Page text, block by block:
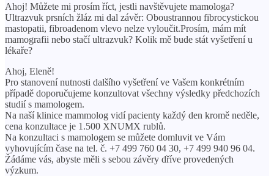
Ahoj! Můžete mi prosím říct, jestli navštěvujete mamologa?
Ultrazvuk prsních žláz mi dal závěr: Oboustrannou fibrocystickou
mastopatii, fibroadenom vlevo nelze vyloučit.Prosím, mám mít
mamografii nebo stačí ultrazvuk? Kolik mě bude stát vyšetření u
lékaře?
Ahoj, Eleně!
Pro stanovení nutnosti dalšího vyšetření ve Vašem konkrétním
případě doporučujeme konzultovat všechny výsledky předchozích
studií s mamologem.
Na naší klinice mammolog vidí pacienty každý den kromě neděle,
cena konzultace je 1.500 XNUMX rublů.
Na konzultaci s mamologem se můžete domluvit ve Vám
vyhovujícím čase na tel. č. +7 499 760 04 30, +7 499 940 96 04.
Žádáme vás, abyste měli s sebou závěry dříve provedených
výzkum.